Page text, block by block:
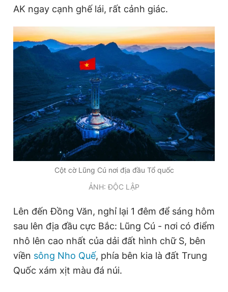
0906 645 777 0908 780 404
Quảng cáo Tòa soạn Chính sách bảo
Tổng biên tập: Nguyễn Ngọc Toàn
Phó tổng biên tập thường trực: Hải Thành
Phó tổng biên tập: Lâm Hiếu Dũng
Phó tổng biên tập: Trần Việt Hưng
Tổng thư ký tòa soạn: Đức Trung
Giấy phép xuất bản số 110/GP - BTTTT cấp ngày 24.3.2020
© 2003-2026 Bản quyền thuộc về Báo Thanh Niên. Cấm sao
chép dưới mọi hình thức nếu không có sự chấp thuận bằng văn
bản. Phát triển bởi ePi Technologies, JSC.
AK ngay cạnh ghế lái, rất cảnh giác.
Cột cờ Lũng Cú nơi địa đầu Tổ quốc
ẢNH: ĐỘC LẬP
Lên đến Đồng Văn, nghỉ lại 1 đêm để sáng hôm
sau lên địa đầu cực Bắc: Lũng Cú - nơi có điểm
nhô lên cao nhất của dải đất hình chữ S, bên
viền sông Nho Quế, phía bên kia là đất Trung
Quốc xám xịt màu đá núi.